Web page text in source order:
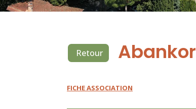
Retour Abankor
FICHE ASSOCIATION